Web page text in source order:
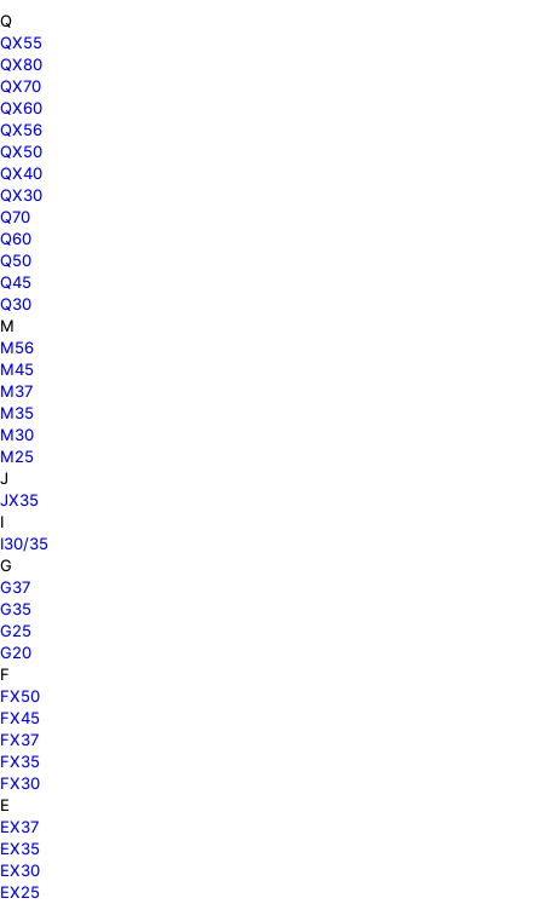
Q
QX55
QX80
QX70
QX60
QX56
QX50
QX40
QX30
Q70
Q60
Q50
Q45
Q30
M
M56
M45
M37
M35
M30
M25
J
JX35
I
I30/35
G
G37
G35
G25
G20
F
FX50
FX45
FX37
FX35
FX30
E
EX37
EX35
EX30
EX25